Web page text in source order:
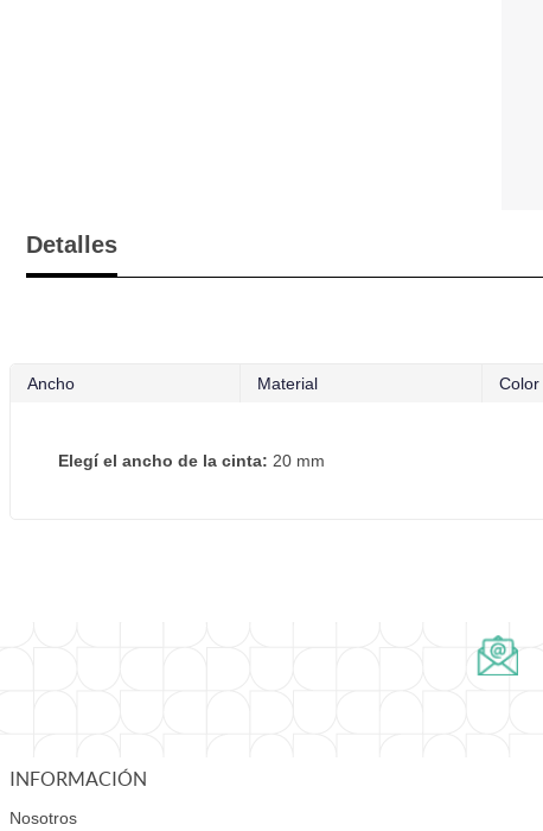
Detalles
Ancho Material Color
Elegí el ancho de la cinta: 20 mm
INFORMACIÓN
Nosotros